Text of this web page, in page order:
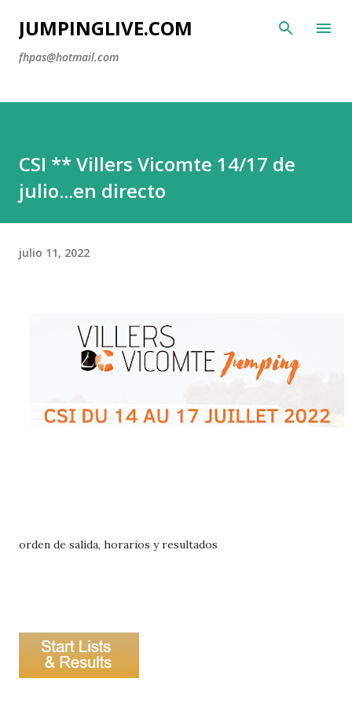
Ir al contenido principal
JUMPINGLIVE.COM
fhpas@hotmail.com
CSI ** Villers Vicomte 14/17 de
julio...en directo
julio 11, 2022
orden de salida, horarios y resultados